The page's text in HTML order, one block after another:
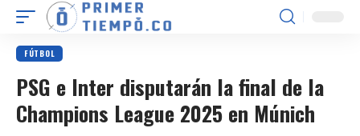
FÚTBOL
PSG e Inter disputarán la final de la
Champions League 2025 en Múnich